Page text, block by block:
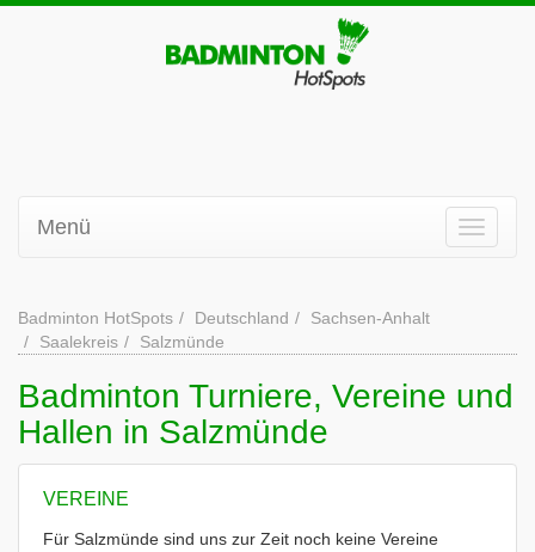
Menü
Badminton HotSpots Deutschland
Sachsen-Anhalt
Saalekreis
Salzmünde
Badminton Turniere, Vereine und
Hallen in Salzmünde
VEREINE
Für Salzmünde sind uns zur Zeit noch keine Vereine